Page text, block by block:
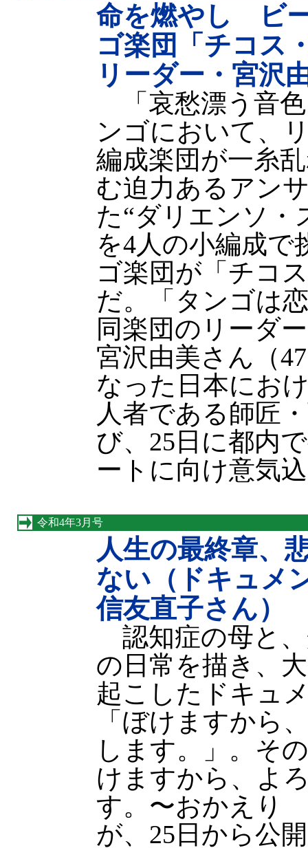
命を燃やし ビ
ゴ楽団「チコス
リーダー・宮沢
「哀愁漂う音
ンゴにおいて、
編成楽団が一糸
む迫力あるアン
た“ダリエンソ・
を4人の小編成で
ゴ楽団が「チコ
だ。「タンゴは
同楽団のリーダ
宮沢由美さん（
なった日本にお
人者である師匠
び、25日に都内
ートに向け意気
令和4年3月号
人生の最終章、
ない（ドキュメ
信友直子さん）
認知症の母と
の日常を描き、
起こしたドキュ
「ぼけますから
します。」。そ
けますから、よ
す。〜おかえり
が、25日から公